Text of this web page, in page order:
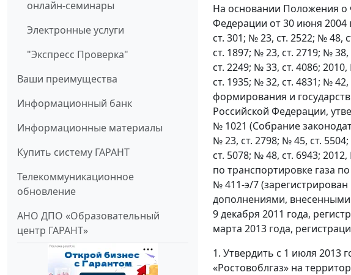
онлайн-семинары
Электронные услуги
"Экспресс Проверка"
Ваши преимущества
Информационный банк
Информационные материалы
Купить систему ГАРАНТ
Телекоммуникационное
обновление
АНО ДПО «Образовательный
центр ГАРАНТ»
На основании Положения о
Федерации от 30 июня 2004
ст. 301; № 23, ст. 2522; № 48,
ст. 1897; № 23, ст. 2719; №
ст. 2249; № 33, ст. 4086;
ст. 1935; № 32, ст. 4831; №
формирования и
Российской Федерации,
№ 1021 (Собрание
№ 23, ст. 2798; № 45, ст.
ст. 5078; № 48, ст. 6943;
по транспортировке газа
№ 411-э/7
дополнениями,
9 декабря 2011 года,
марта 2013 года,
1. Утвердить с 1 июля 2013
«Ростовоблгаз» на